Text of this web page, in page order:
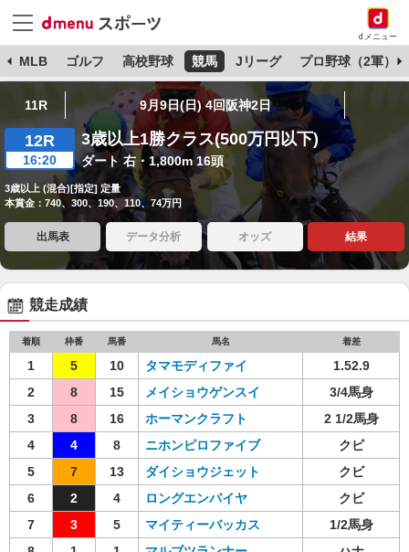
dメニュー
MLB ゴルフ 高校野球 競馬 Jリーグ プロ野球（2軍）
11R 9月9日(日) 4回阪神2日
12R
16:20
3歳以上1勝クラス(500万円以下)
ダート 右・1,800m 16頭
3歳以上 (混合)[指定] 定量
本賞金：740、300、190、110、74万円
出馬表 データ分析 オッズ 結果
競走成績
着順 枠番 馬番 馬名 着差
1 5 10 タマモディファイ
1.52.9
2
8 15 メイショウゲンスイ
3/4馬身
3
8 16 ホーマンクラフト
2 1/2馬身
4
4 8 ニホンピロファイブ
クビ
5
7 13 ダイショウジェット
クビ
6
2 4 ロングエンパイヤ
クビ
7
3 5 マイティーバッカス
1/2馬身